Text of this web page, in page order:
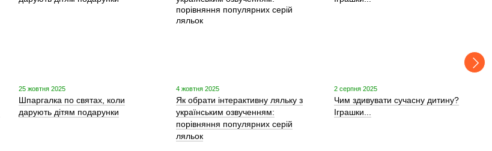
25 жовтня 2025
Шпаргалка по святах, коли
дарують дітям подарунки
4 жовтня 2025
Як обрати інтерактивну ляльку з
українським озвученням:
порівняння популярних серій
ляльок
2 серпня 2025
Чим здивувати сучасну дитину?
Іграшки...